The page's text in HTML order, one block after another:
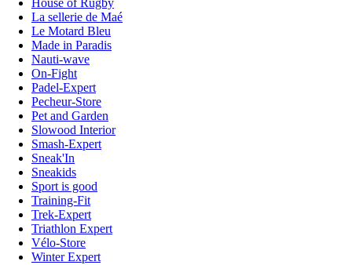
House of Rugby
La sellerie de Maé
Le Motard Bleu
Made in Paradis
Nauti-wave
On-Fight
Padel-Expert
Pecheur-Store
Pet and Garden
Slowood Interior
Smash-Expert
Sneak'In
Sneakids
Sport is good
Training-Fit
Trek-Expert
Triathlon Expert
Vélo-Store
Winter Expert